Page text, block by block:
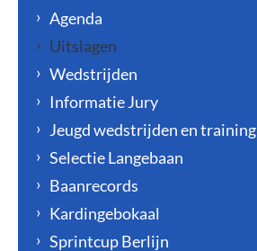
Agenda
Uitslagen
Wedstrijden
Informatie Jury
Jeugd wedstrijden en training
Selectie Langebaan
Baanrecords
Kardingebokaal
Sprintcup Berlijn